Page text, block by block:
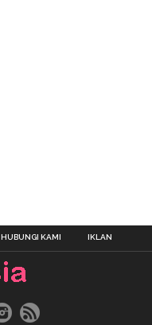
HUBUNGI KAMI IKLAN